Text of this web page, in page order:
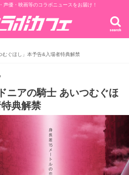
声優・映画等のコラボニュースをお届け！
search
ぐほし」本予告&入場者特典解禁
ニアの騎士 あいつむぐほ
典解禁